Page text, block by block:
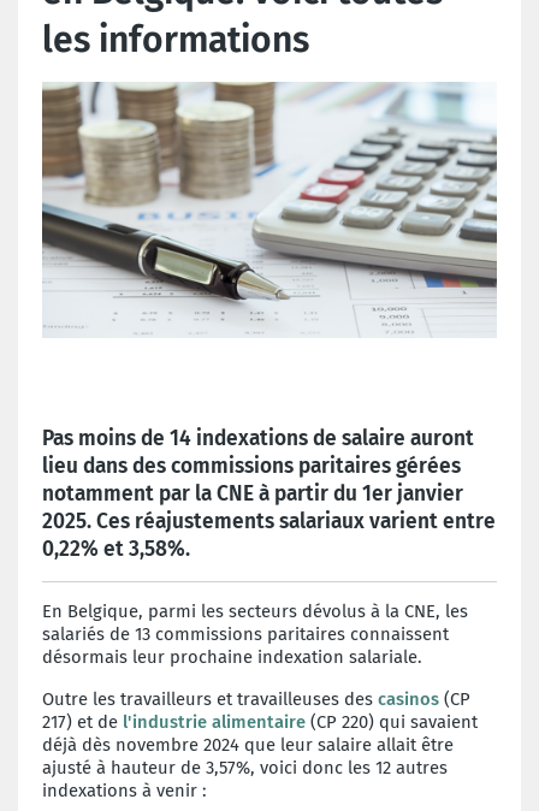
les informations
Pas moins de 14 indexations de salaire auront
lieu dans des commissions paritaires gérées
notamment par la CNE à partir du 1er janvier
2025. Ces réajustements salariaux varient entre
0,22% et 3,58%.
En Belgique, parmi les secteurs dévolus à la CNE, les
salariés de 13 commissions paritaires connaissent
désormais leur prochaine indexation salariale.
Outre les travailleurs et travailleuses des casinos (CP
217) et de l'industrie alimentaire (CP 220) qui savaient
déjà dès novembre 2024 que leur salaire allait être
ajusté à hauteur de 3,57%, voici donc les 12 autres
indexations à venir :